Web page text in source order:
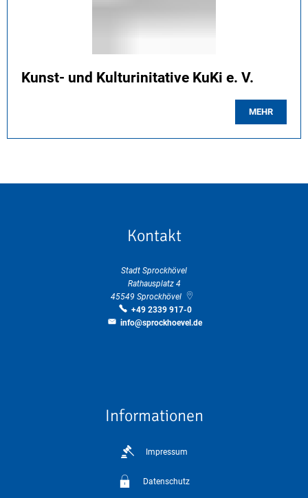
Kunst- und Kulturinitative KuKi e. V.
MEHR
Kontakt
Stadt Sprockhövel
Rathausplatz 4
45549 Sprockhövel
+49 2339 917-0
info@sprockhoevel.de
Informationen
Impressum
Datenschutz